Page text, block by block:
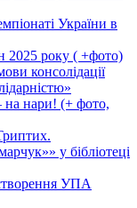
України в
2025 року ( +фото)
консолідації
нари! (+ фото,
у бібліотеці
УПА